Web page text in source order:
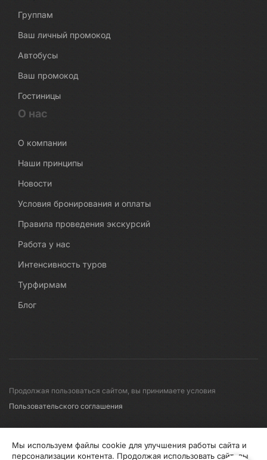
Группам
Ваш личный промокод
Автобусы
Ваш промокод
Гостиницы
О нас
О компании
Наши принципы
Новости
Условия бронирования и оплаты
Правила проведения экскурсий
Работа у нас
Интенсивность туров
Турфирмам
Блог
Продолжая пользоваться сайтом, вы принимаете условия
Пользовательского соглашения
© 2008-2026 Первые линии
Мы используем файлы cookie для улучшения работы сайта и
персонализации контента. Продолжая использовать сайт, вы